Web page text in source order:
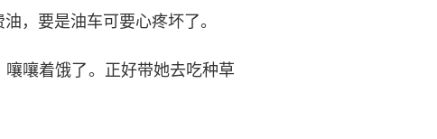
，要是油车可要心疼坏了。
嚷着饿了。正好带她去吃种草